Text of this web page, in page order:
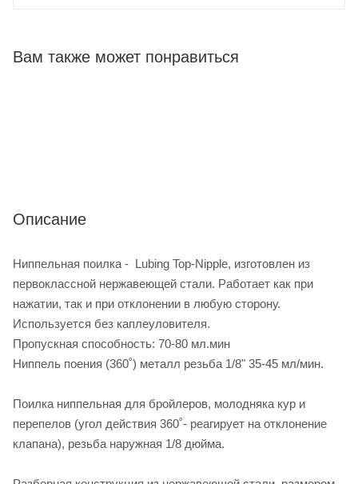
Вам также может понравиться
Описание
Ниппельная поилка - Lubing Top-Nipple, изготовлен из
первоклассной нержавеющей стали. Работает как при
нажатии, так и при отклонении в любую сторону.
Используется без каплеуловителя.
Пропускная способность: 70-80 мл.мин
Ниппель поения (360˚) металл резьба 1/8" 35-45 мл/мин.
Поилка ниппельная для бройлеров, молодняка кур и
перепелов (угол действия 360˚- реагирует на отклонение
клапана), резьба наружная 1/8 дюйма.